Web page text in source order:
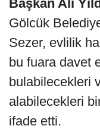
Başkan Ali
Gölcük
Sezer, evlilik
bu fuara davet
bulabilecekleri
alabilecekleri
ifade etti.